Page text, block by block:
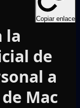
Copiar enlace
la
de
a
Mac